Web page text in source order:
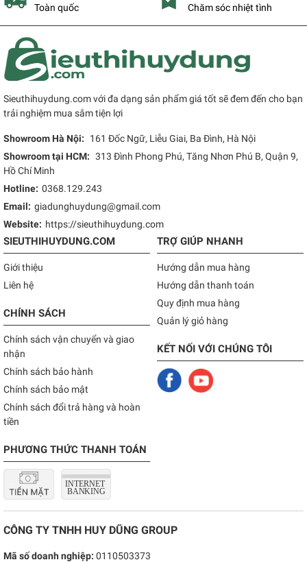
Toàn quốc Chăm sóc nhiệt tình
Sieuthihuydung.com với đa dạng sản phẩm giá tốt sẽ đem đến cho bạn
trải nghiệm mua sắm tiện lợi
Showroom Hà Nội:
161 Đốc Ngữ, Liễu Giai, Ba Đình, Hà Nội
Showroom tại HCM: 313 Đình Phong Phú, Tăng Nhơn Phú B, Quận 9,
Hồ Chí Minh
Hotline: 0368.129.243
Email: giadunghuydung@gmail.com
Website: https://sieuthihuydung.com
SIEUTHIHUYDUNG.COM
Giới thiệu
Liên hệ
CHÍNH SÁCH
Chính sách vận chuyển và giao
nhận
Chính sách bảo hành
Chính sách bảo mật
Chính sách đổi trả hàng và hoàn
tiền
PHƯƠNG THỨC THANH TOÁN
TRỢ GIÚP NHANH
Hướng dẫn mua hàng
Hướng dẫn thanh toán
Quy định mua hàng
Quản lý giỏ hàng
KẾT NỐI VỚI CHÚNG TÔI
CÔNG TY TNHH HUY DŨNG GROUP
Mã số doanh nghiệp: 0110503373